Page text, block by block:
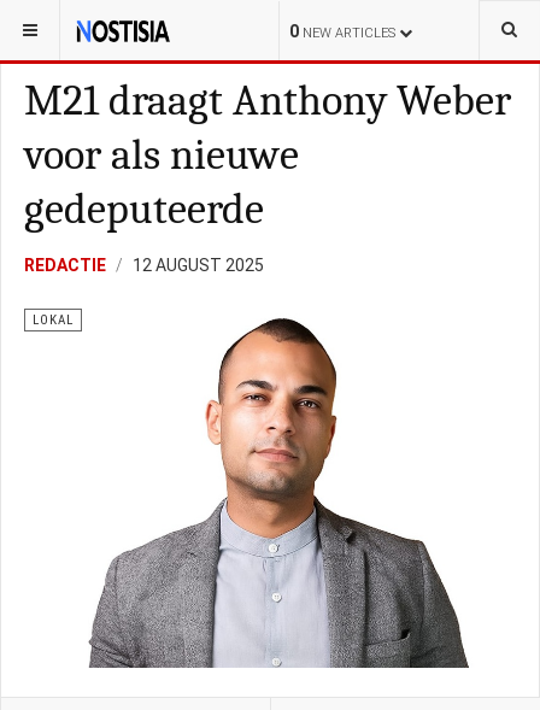
0 NEW ARTICLES
YOU ARE HERE: BONAIRE LOKAL
M21 draagt Anthony Weber
voor als nieuwe
gedeputeerde
REDACTIE 12 AUGUST 2025
LOKAL